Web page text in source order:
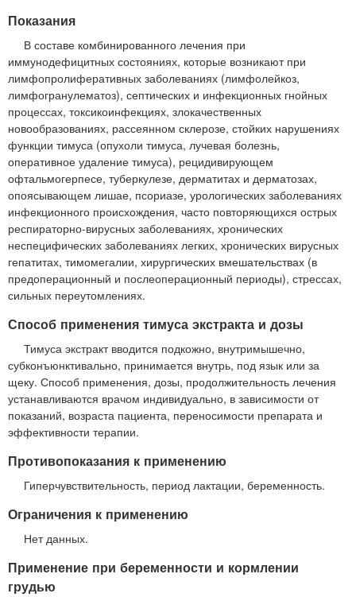
Показания
В составе комбинированного лечения при
иммунодефицитных состояниях, которые возникают при
лимфопролиферативных заболеваниях (лимфолейкоз,
лимфогранулематоз), септических и инфекционных гнойных
процессах, токсикоинфекциях, злокачественных
новообразованиях, рассеянном склерозе, стойких нарушениях
функции тимуса (опухоли тимуса, лучевая болезнь,
оперативное удаление тимуса), рецидивирующем
офтальмогерпесе, туберкулезе, дерматитах и дерматозах,
опоясывающем лишае, псориазе, урологических заболеваниях
инфекционного происхождения, часто повторяющихся острых
респираторно-вирусных заболеваниях, хронических
неспецифических заболеваниях легких, хронических вирусных
гепатитах, тимомегалии, хирургических вмешательствах (в
предоперационный и послеоперационный периоды), стрессах,
сильных переутомлениях.
Способ применения тимуса экстракта и дозы
Тимуса экстракт вводится подкожно, внутримышечно,
субконъюнктивально, принимается внутрь, под язык или за
щеку. Способ применения, дозы, продолжительность лечения
устанавливаются врачом индивидуально, в зависимости от
показаний, возраста пациента, переносимости препарата и
эффективности терапии.
Противопоказания к применению
Гиперчувствительность, период лактации, беременность.
Ограничения к применению
Нет данных.
Применение при беременности и кормлении
грудью